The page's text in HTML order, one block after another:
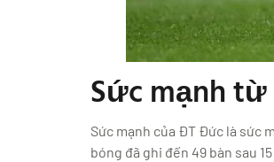
Sức mạnh
Sức mạnh của ĐT Đức là sức
bóng đã ghi đến 49 bàn sau